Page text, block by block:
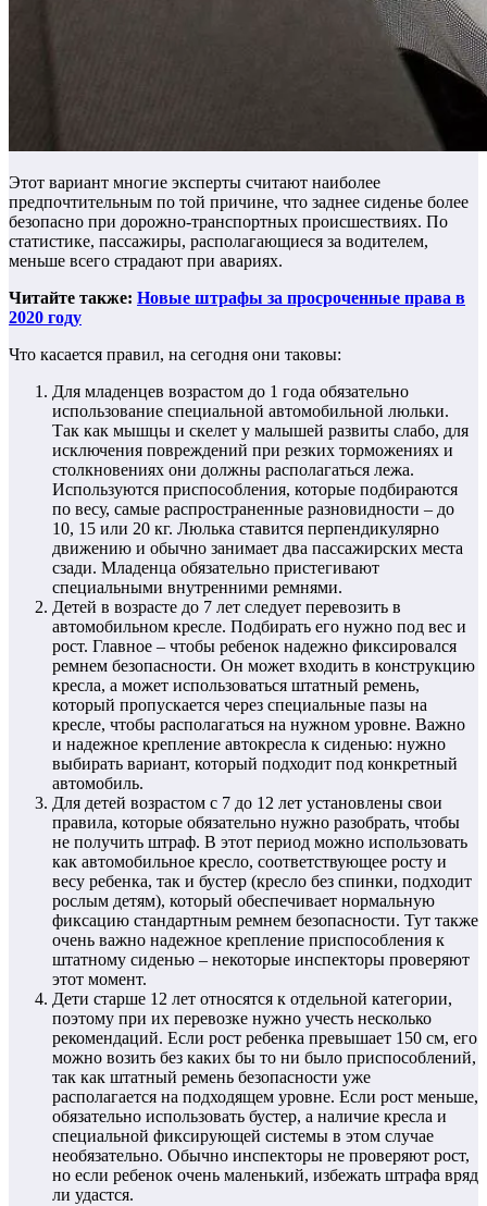
Этот вариант многие эксперты считают наиболее
предпочтительным по той причине, что заднее сиденье более
безопасно при дорожно-транспортных происшествиях. По
статистике, пассажиры, располагающиеся за водителем,
меньше всего страдают при авариях.
Читайте также: Новые штрафы за просроченные права в
2020 году
Что касается правил, на сегодня они таковы:
Для младенцев возрастом до 1 года обязательно
использование специальной автомобильной люльки.
Так как мышцы и скелет у малышей развиты слабо, для
исключения повреждений при резких торможениях и
столкновениях они должны располагаться лежа.
Используются приспособления, которые подбираются
по весу, самые распространенные разновидности – до
10, 15 или 20 кг. Люлька ставится перпендикулярно
движению и обычно занимает два пассажирских места
сзади. Младенца обязательно пристегивают
специальными внутренними ремнями.
Детей в возрасте до 7 лет следует перевозить в
автомобильном кресле. Подбирать его нужно под вес и
рост. Главное – чтобы ребенок надежно фиксировался
ремнем безопасности. Он может входить в конструкцию
кресла, а может использоваться штатный ремень,
который пропускается через специальные пазы на
кресле, чтобы располагаться на нужном уровне. Важно
и надежное крепление автокресла к сиденью: нужно
выбирать вариант, который подходит под конкретный
автомобиль.
Для детей возрастом с 7 до 12 лет установлены свои
правила, которые обязательно нужно разобрать, чтобы
не получить штраф. В этот период можно использовать
как автомобильное кресло, соответствующее росту и
весу ребенка, так и бустер (кресло без спинки, подходит
рослым детям), который обеспечивает нормальную
фиксацию стандартным ремнем безопасности. Тут также
очень важно надежное крепление приспособления к
штатному сиденью – некоторые инспекторы проверяют
этот момент.
Дети старше 12 лет относятся к отдельной категории,
поэтому при их перевозке нужно учесть несколько
рекомендаций. Если рост ребенка превышает 150 см, его
можно возить без каких бы то ни было приспособлений,
так как штатный ремень безопасности уже
располагается на подходящем уровне. Если рост меньше,
обязательно использовать бустер, а наличие кресла и
специальной фиксирующей системы в этом случае
необязательно. Обычно инспекторы не проверяют рост,
но если ребенок очень маленький, избежать штрафа вряд
ли удастся.